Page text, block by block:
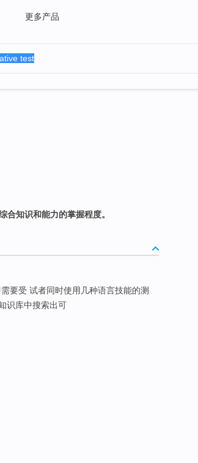
更多产品
合知识和能力的掌握程度。
要受 试者同时使用几种语言技能的测
识库中搜索出可